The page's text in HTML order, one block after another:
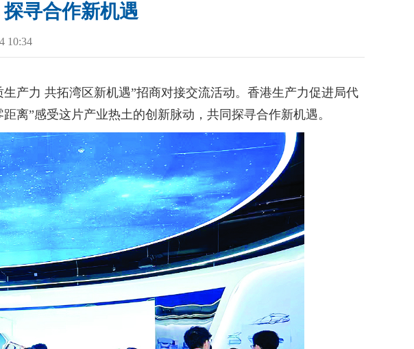
寻合作新机遇
力 共拓湾区新机遇”招商对接交流活动。香港生产力促进局代
离”感受这片产业热土的创新脉动，共同探寻合作新机遇。